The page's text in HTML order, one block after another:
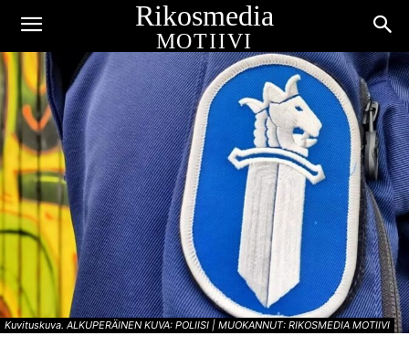
Rikosmedia
MOTIIVI
Kuvituskuva. ALKUPERÄINEN KUVA: POLIISI | MUOKANNUT: RIKOSMEDIA MOTIIVI